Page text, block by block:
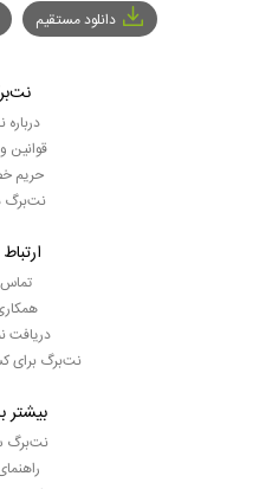
دانلود مستقیم
قوانین
حریم
نت‌برگ
تماس
دریافت
نت‌برگ برای
بیشتر
نت‌برگ